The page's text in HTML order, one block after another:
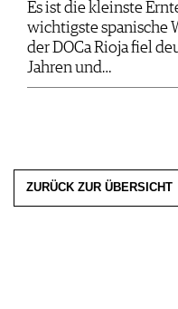
Es ist die kleinste
wichtigste spanische
der DOCa Rioja fiel
Jahren und…
ZURÜCK ZUR ÜBERSICHT